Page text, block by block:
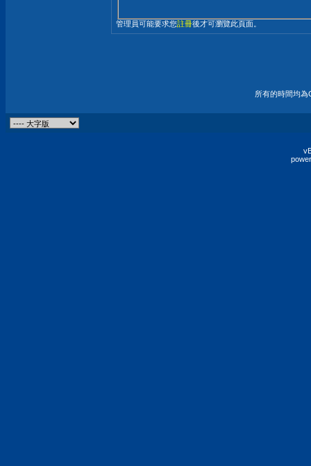
管理員可能要求您註冊後才可瀏覽此頁面。
所有的時間均為